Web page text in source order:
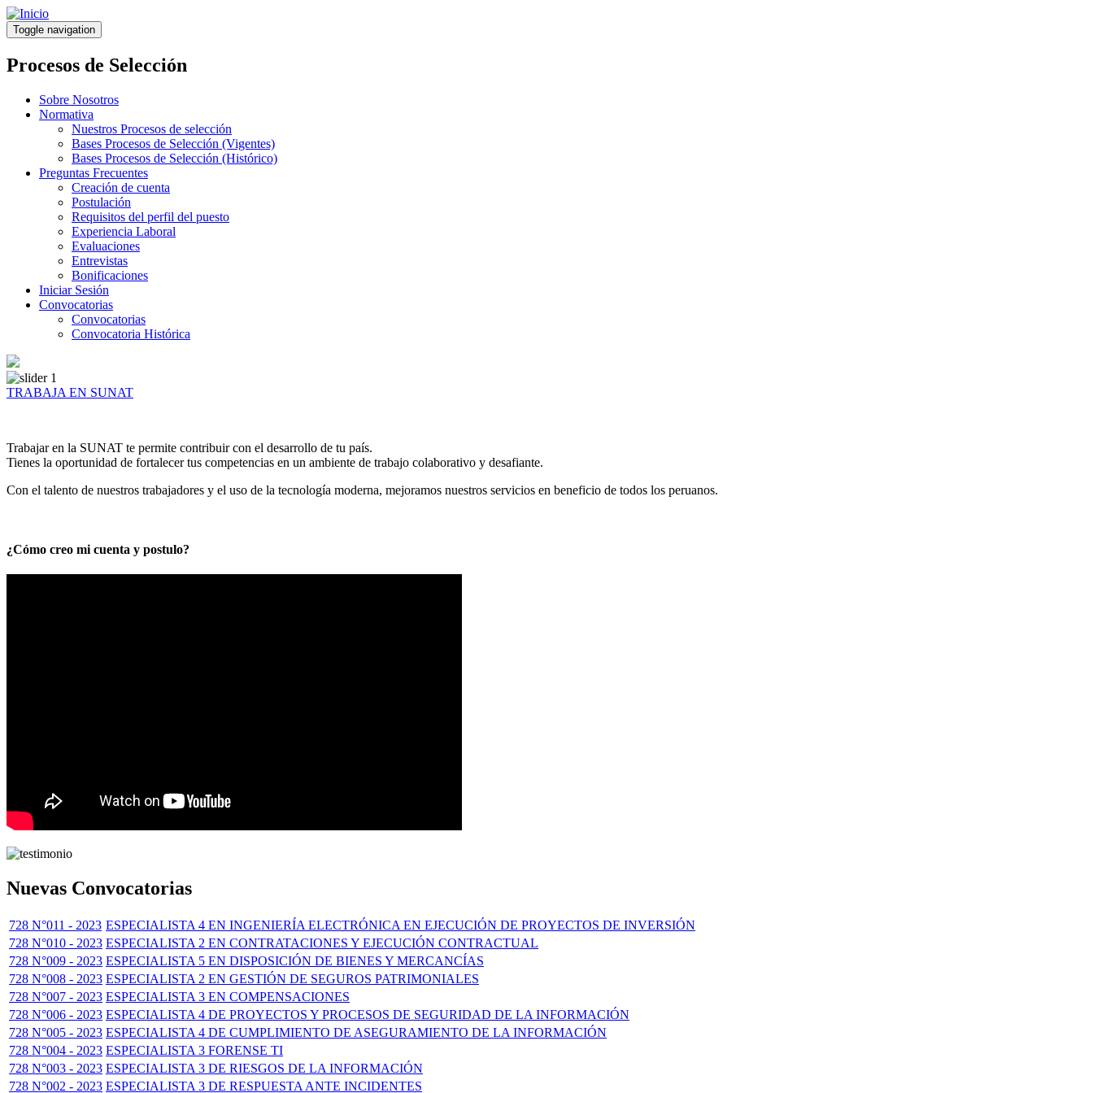
Pasar
al
contenido
principal
Toggle navigation
Procesos de Selección
Sobre Nosotros
Normativa
Nuestros Procesos de selección
Bases Procesos de Selección (Vigentes)
Bases Procesos de Selección (Histórico)
Preguntas Frecuentes
Creación de cuenta
Postulación
Requisitos del perfil del puesto
Experiencia Laboral
Evaluaciones
Entrevistas
Bonificaciones
Iniciar Sesión
Convocatorias
Convocatorias
Convocatoria Histórica
TRABAJA EN SUNAT
Trabajar en la SUNAT te permite contribuir con el desarrollo de tu país.
Tienes la oportunidad de fortalecer tus competencias en un ambiente de trabajo colaborativo y desafiante.
Con el talento de nuestros trabajadores y el uso de la tecnología moderna, mejoramos nuestros servicios en beneficio de todos los peruanos.
¿Cómo creo mi cuenta y postulo?
Nuevas Convocatorias
728 N°011 - 2023 ESPECIALISTA 4 EN INGENIERÍA ELECTRÓNICA EN EJECUCIÓN DE PROYECTOS DE INVERSIÓN
728 N°010 - 2023 ESPECIALISTA 2 EN CONTRATACIONES Y EJECUCIÓN CONTRACTUAL
728 N°009 - 2023 ESPECIALISTA 5 EN DISPOSICIÓN DE BIENES Y MERCANCÍAS
728 N°008 - 2023 ESPECIALISTA 2 EN GESTIÓN DE SEGUROS PATRIMONIALES
728 N°007 - 2023 ESPECIALISTA 3 EN COMPENSACIONES
728 N°006 - 2023 ESPECIALISTA 4 DE PROYECTOS Y PROCESOS DE SEGURIDAD DE LA INFORMACIÓN
728 N°005 - 2023 ESPECIALISTA 4 DE CUMPLIMIENTO DE ASEGURAMIENTO DE LA INFORMACIÓN
728 N°004 - 2023 ESPECIALISTA 3 FORENSE TI
728 N°003 - 2023 ESPECIALISTA 3 DE RIESGOS DE LA INFORMACIÓN
728 N°002 - 2023 ESPECIALISTA 3 DE RESPUESTA ANTE INCIDENTES